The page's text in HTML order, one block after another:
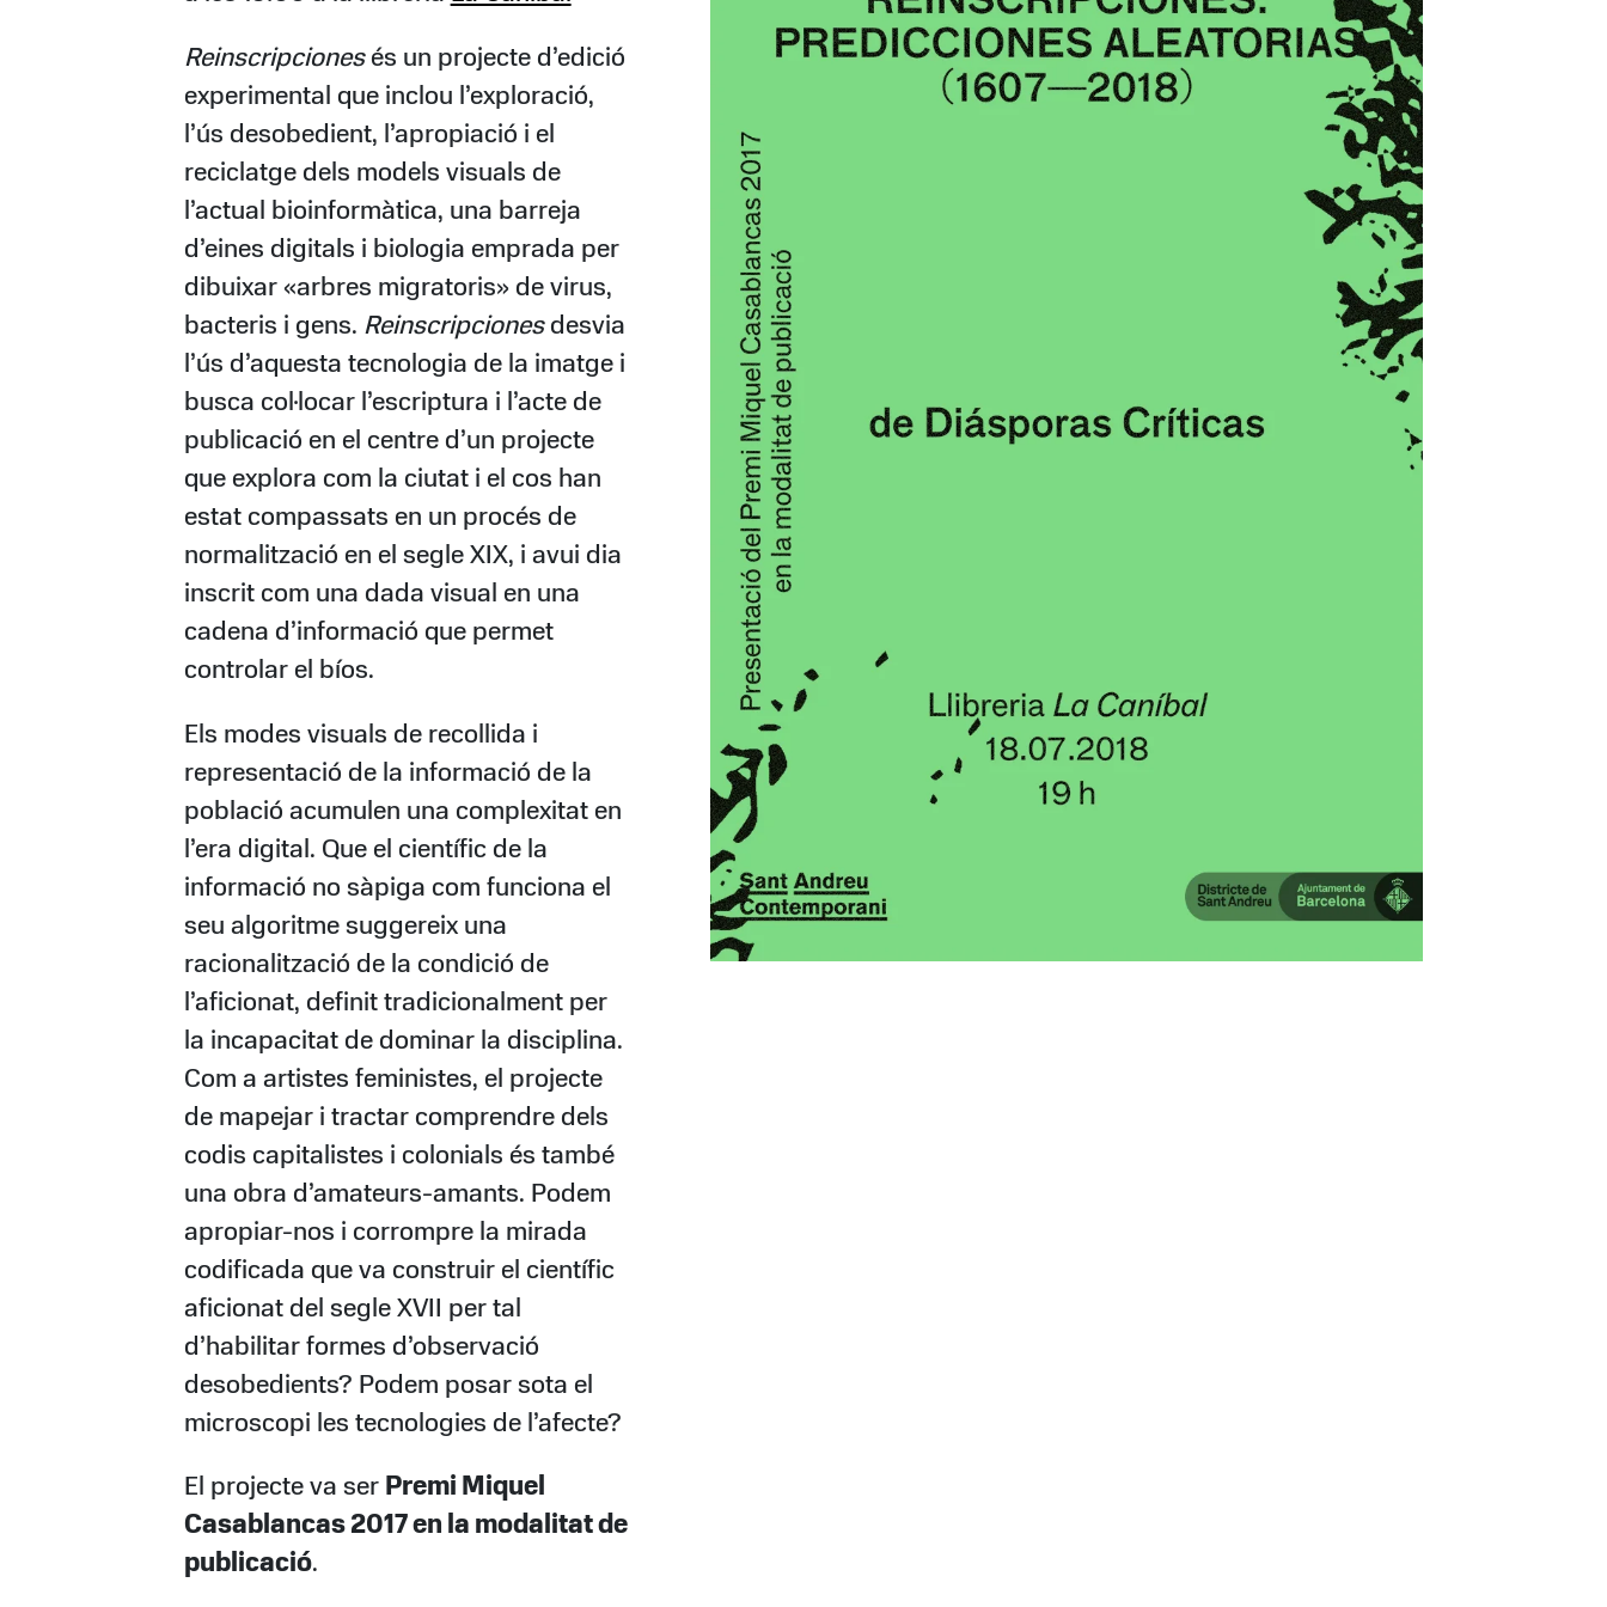
Reinscripcionesés un projecte d’edició
experimental que inclou l’exploració,
l’ús desobedient, l’apropiació i el
reciclatge dels models visuals de
l’actual bioinformàtica, una barreja
d’eines digitals i biologia emprada per
dibuixar «arbres migratoris» de virus,
bacteris i gens. Reinscripcionesdesvia
l’ús d’aquesta tecnologia de la imatge i
busca col·locar l’escriptura i l’acte de
publicació en el centre d’un projecte
que explora com la ciutat i el cos han
estat compassats en un procés de
normalització en el segle XIX, i avui dia
inscrit com una dada visual en una
cadena d’informació que permet
controlar el bíos.
Els modes visuals de recollida i
representació de la informació de la
població acumulen una complexitat en
l’era digital. Que el científic de la
informació no sàpiga com funciona el
seu algoritme suggereix una
racionalització de la condició de
l’aficionat, definit tradicionalment per
la incapacitat de dominar la disciplina.
Com a artistes feministes, el projecte
de mapejar i tractar comprendre dels
codis capitalistes i colonials és també
una obra d’amateurs-amants. Podem
apropiar-nos i corrompre la mirada
codificada que va construir el científic
aficionat del segle XVII per tal
d’habilitar formes d’observació
desobedients? Podem posar sota el
microscopi les tecnologies de l’afecte?
El projecte va ser Premi Miquel
Casablancas 2017 en la modalitat de
publicació.